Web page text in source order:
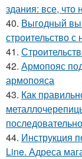
здания: все, что
40. Выгодный
строительство с
41.
42. Армопояс
армопояса
43. Как
44. Инструкция
Line. Адреса